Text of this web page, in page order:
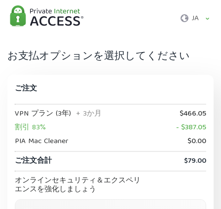
JA
お支払オプションを選択してください
ご注文
VPN プラン (3年) + 3か月
$466.05
割引 83%
- $387.05
PIA Mac Cleaner
$0.00
ご注文合計
$79.00
オンラインセキュリティ＆エクスペリ
エンスを強化しましょう